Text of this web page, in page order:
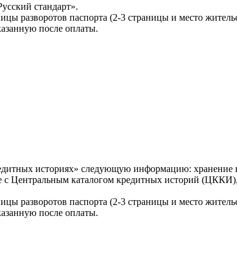
стандарт».
разворотов паспорта (2-3 страницы и место
после оплаты.
историях» следующую информацию: хранение
с Центральным каталогом кредитных историй
разворотов паспорта (2-3 страницы и место
после оплаты.